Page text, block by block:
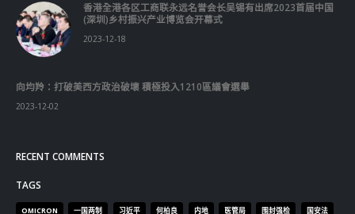
香港全港各区工商联永远名誉会长吴锡有出席2023首届中国
(深圳)乡村振兴产业博览会开幕式
2023-12-18
向均羚：打破美西方政治破壞 積極投入1210區議會選舉
2023-12-02
RECENT COMMENTS
TAGS
OMICRON 一国两制 习近平 何柏良 内地 医管局 围封强检 国安法